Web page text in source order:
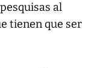
al
tienen que ser